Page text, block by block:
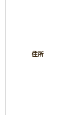
住所